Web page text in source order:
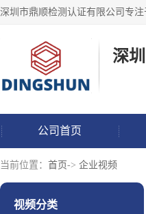
深
公司首页
当前位置： 首页-> 企业视频
视频分类